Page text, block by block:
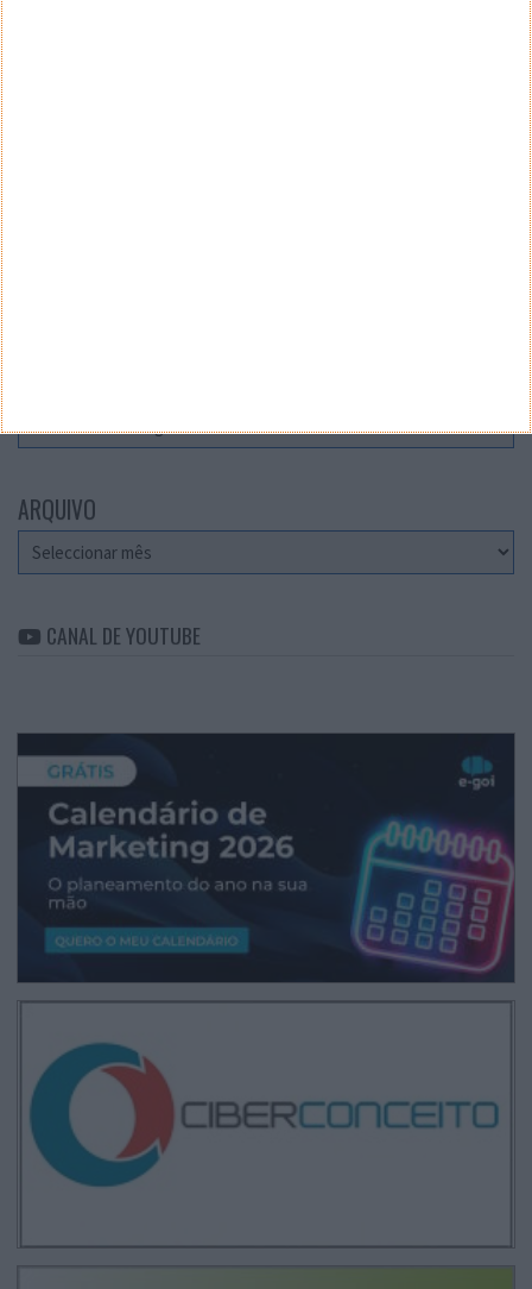
ARQUIVO
Arquivo
CANAL DE YOUTUBE